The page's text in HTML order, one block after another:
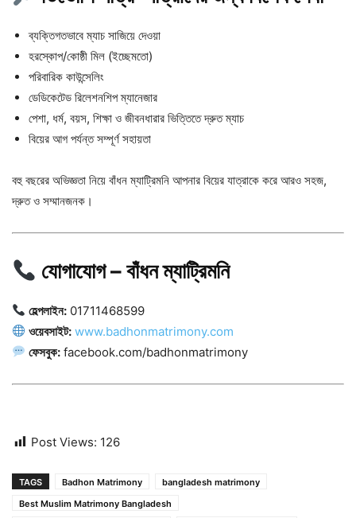
ব্যক্তিগতভাবে ম্যাচ সাজিয়ে দেওয়া
হরস্কোপ/কোষ্ঠী মিল (ইচ্ছেমতো)
পরিবারিক কাউন্সেলিং
ডেডিকেটেড রিলেশনশিপ ম্যানেজার
পেশা, ধর্ম, বয়স, শিক্ষা ও জীবনধারার ভিত্তিতে দ্রুত ম্যাচ
বিয়ের আগ পর্যন্ত সম্পূর্ণ সহায়তা
বহু বছরের অভিজ্ঞতা নিয়ে বাঁধন ম্যাট্রিমনি আপনার বিয়ের যাত্রাকে করে আরও সহজ,
দ্রুত ও সম্মানজনক।
যোগাযোগ – বাঁধন ম্যাট্রিমনি
হেল্পলাইন: 01711468599
ওয়েবসাইট: www.badhonmatrimony.com
ফেসবুক: facebook.com/badhonmatrimony
Post Views: 126
TAGS Badhon Matrimony
bangladesh matrimony
Best Muslim Matrimony Bangladesh